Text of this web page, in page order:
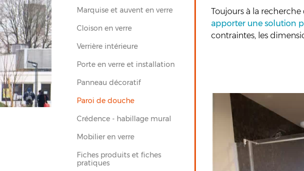
Toujours à la
apporter une solution
contraintes, les
Previous
Marquise et auvent en verre
Cloison en verre
Verrière intérieure
Porte en verre et installation
Panneau décoratif
Paroi de douche
Crédence - habillage mural
Mobilier en verre
Fiches produits et fiches
pratiques